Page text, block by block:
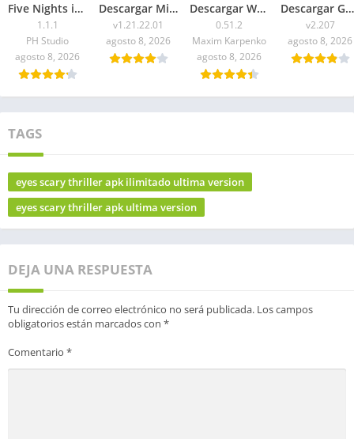
Five Nights in Anime 3D APK 2026 para Android
1.1.1
PH Studio
agosto 8, 2026
Descargar Minecraft 1.21.22.01 APK Mediafire
v1.21.22.01
agosto 8, 2026
Descargar WorldBox Premium APK Todo Desbloqueado 2026
0.51.2
Maxim Karpenko
agosto 8, 2026
Descargar Geometry Dash 2.207 APK 2026 Todo Desbloqueado
v2.207
agosto 8, 2026
TAGS
eyes scary thriller apk ilimitado ultima version
eyes scary thriller apk ultima version
DEJA UNA RESPUESTA
Tu dirección de correo electrónico no será publicada. Los campos
obligatorios están marcados con *
Comentario *